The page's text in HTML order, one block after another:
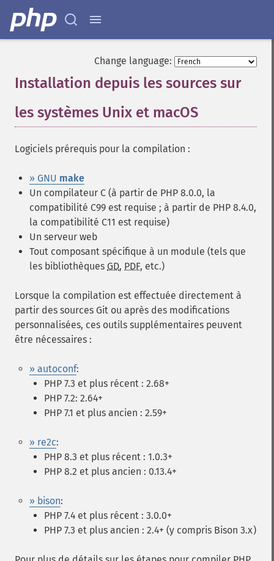
Change language:
Installation depuis les sources sur
les systèmes Unix et macOS
Logiciels prérequis pour la compilation :
» GNU make
Un compilateur C (à partir de PHP 8.0.0, la
compatibilité C99 est requise ; à partir de PHP 8.4.0,
la compatibilité C11 est requise)
Un serveur web
Tout composant spécifique à un module (tels que
les bibliothèques GD, PDF, etc.)
Lorsque la compilation est effectuée directement à
partir des sources Git ou après des modifications
personnalisées, ces outils supplémentaires peuvent
être nécessaires :
» autoconf:
PHP 7.3 et plus récent : 2.68+
PHP 7.2: 2.64+
PHP 7.1 et plus ancien : 2.59+
» re2c:
PHP 8.3 et plus récent : 1.0.3+
PHP 8.2 et plus ancien : 0.13.4+
» bison:
PHP 7.4 et plus récent : 3.0.0+
PHP 7.3 et plus ancien : 2.4+ (y compris Bison 3.x)